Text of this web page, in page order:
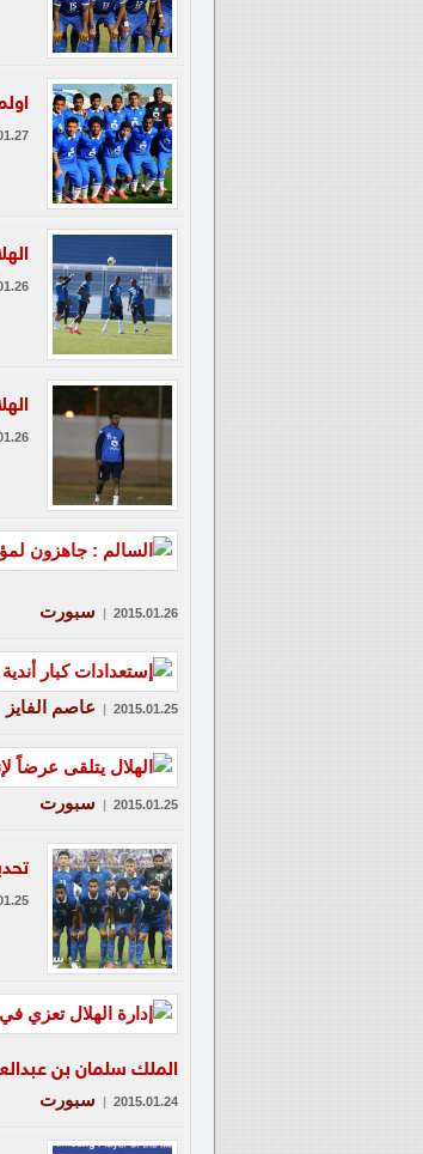
2015.01.26
| سبورت
2015.01.25
| عاصم الفايز
2015.01.25
| سبورت
الملك سلمان بن
2015.01.24
| سبورت